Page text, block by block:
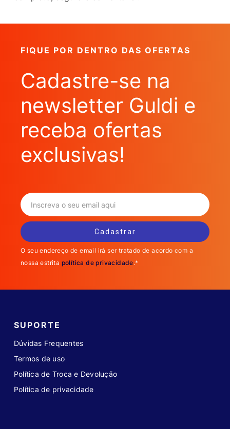
FIQUE POR DENTRO DAS OFERTAS
Cadastre-se na
newsletter Guldi e
receba ofertas
exclusivas!
O seu endereço de email irá ser tratado de acordo com a
nossa estrita política de privacidade.*
SUPORTE
Dúvidas Frequentes
Termos de uso
Política de Troca e Devolução
Política de privacidade